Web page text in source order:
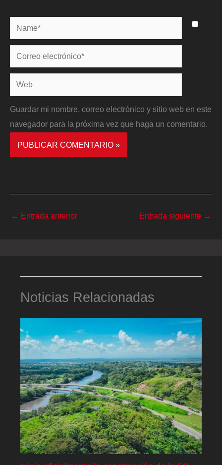
Name*
Correo
electrónico*
Web
Guardar mi nombre, correo electrónico y sitio web en este
navegador para la próxima vez que haga un comentario.
← Entrada anterior Entrada siguiente →
Noticias Relacionadas